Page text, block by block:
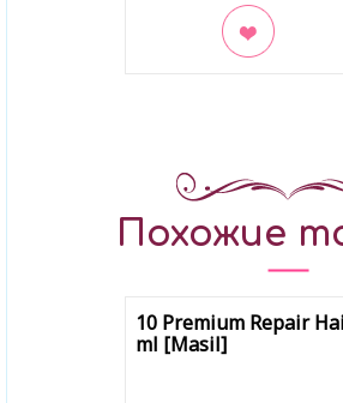
Похожие
10 Premium Repair
ml [Masil]